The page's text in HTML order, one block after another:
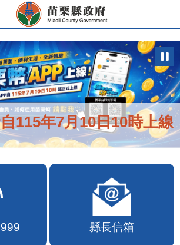
115年7月10日10時上線
縣長信箱